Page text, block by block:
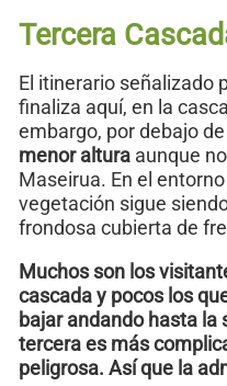
Tercera
El itinerario señalizado
finaliza aquí, en la
embargo, por debajo
menor altura aunque
Maseirua. En el
vegetación sigue
frondosa cubierta de
Muchos son los
cascada y pocos los
bajar andando hasta la
tercera es más
peligrosa. Así que la